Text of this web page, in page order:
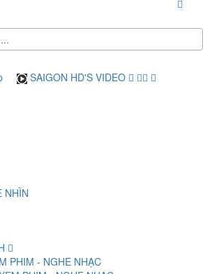
SAIGON HD'S VIDEO
NHÌN
PHIM - NGHE NHẠC